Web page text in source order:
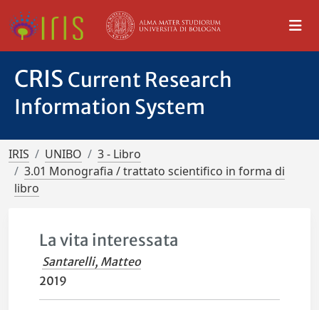
CRIS Current Research
Information System
IRIS UNIBO
3 - Libro
3.01 Monografia / trattato scientifico in forma di
libro
La vita interessata
Santarelli, Matteo
2019